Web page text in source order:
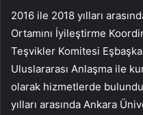
2016 ile 2018 yılları
Ortamını İyileştirme
Teşvikler Komitesi
Uluslararası Anlaşma ile
olarak hizmetlerde
yılları arasında Ankara